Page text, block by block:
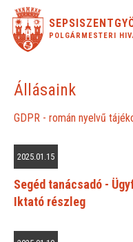
POLGÁRMESTERI
Állásaink
GDPR - román nyelvű
2025.01.15
Segéd tanácsadó -
Iktató részleg